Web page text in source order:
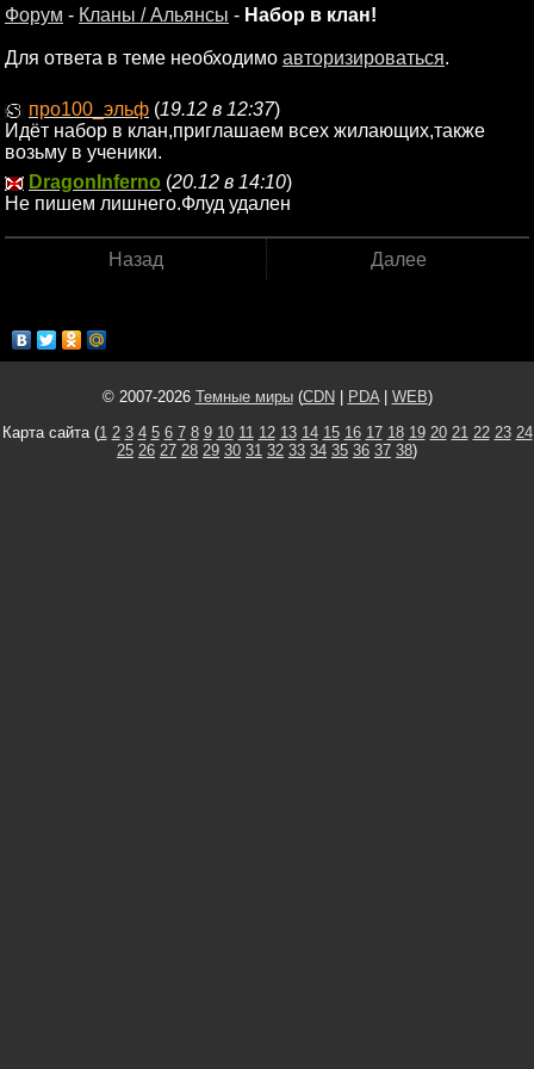
Форум - Кланы / Альянсы - Набор в клан!
Для ответа в теме необходимо авторизироваться.
про100_эльф (19.12 в 12:37)
Идёт набор в клан,приглашаем всех жилающих,также
возьму в ученики.
DragonInferno (20.12 в 14:10)
Не пишем лишнего.Флуд удален
Назад Далее
© 2007-2026 Темные миры(CDN PDA| WEB)
Карта сайта (1 2 3 4 5 6 7 8 9 10 11 12 13 14 15 16 17 18 19 20 21 22 23 24
25 26 27 28 29 30 31 32 33 34 35 36 37 38)